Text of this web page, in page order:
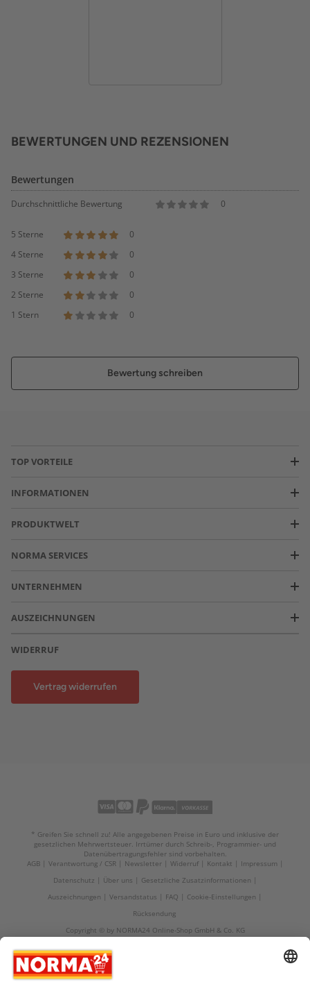
BEWERTUNGEN UND REZENSIONEN
Bewertungen
Durchschnittliche Bewertung 0
5 Sterne
0
4 Sterne
0
3 Sterne
0
2 Sterne
0
1 Stern
0
Bewertung schreiben
TOP VORTEILE
INFORMATIONEN
PRODUKTWELT
NORMA SERVICES
UNTERNEHMEN
AUSZEICHNUNGEN
WIDERRUF
Vertrag widerrufen
* Greifen Sie schnell zu! Alle angegebenen Preise in Euro und inklusive der
gesetzlichen Mehrwertsteuer. Irrtümer durch Schreib-, Programmier- und
Datenübertragungsfehler sind vorbehalten.
AGB
Verantwortung / CSR Newsletter Widerruf Kontakt
Impressum
Datenschutz
Über uns
Gesetzliche Zusatzinformationen
Auszeichnungen
Versandstatus FAQ
Cookie-Einstellungen
Rücksendung
Copyright © by NORMA24 Online-Shop GmbH & Co. KG